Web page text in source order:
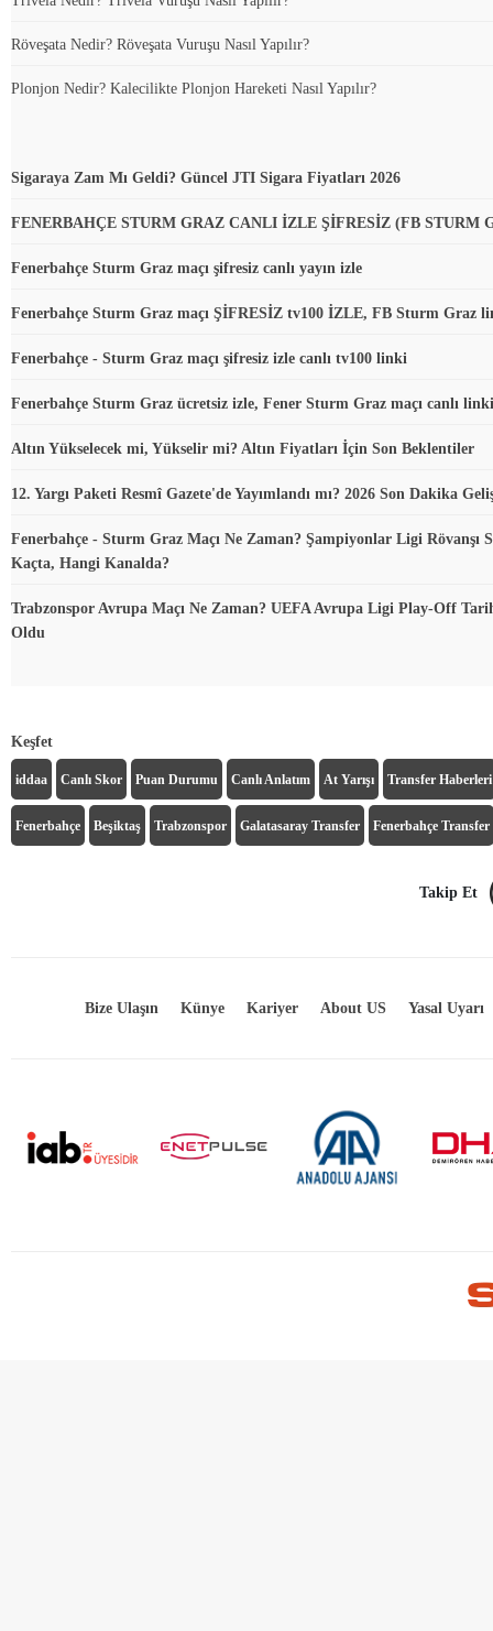
Röveşata Nedir? Röveşata Vuruşu Nasıl Yapılır?
Plonjon Nedir? Kalecilikte Plonjon Hareketi Nasıl Yapılır?
Sigaraya Zam Mı Geldi? Güncel JTI Sigara Fiyatları 2026
FENERBAHÇE STURM GRAZ CANLI İZLE ŞİFRESİZ (FB STURM
Fenerbahçe Sturm Graz maçı şifresiz canlı yayın izle
Fenerbahçe Sturm Graz maçı ŞİFRESİZ tv100 İZLE, FB Sturm Graz
Fenerbahçe - Sturm Graz maçı şifresiz izle canlı tv100 linki
Fenerbahçe Sturm Graz ücretsiz izle, Fener Sturm Graz maçı canlı linki
Altın Yükselecek mi, Yükselir mi? Altın Fiyatları İçin Son Beklentiler
12. Yargı Paketi Resmî Gazete'de Yayımlandı mı? 2026 Son Dakika
Fenerbahçe - Sturm Graz Maçı Ne Zaman? Şampiyonlar Ligi Rövanşı
Kaçta, Hangi Kanalda?
Trabzonspor Avrupa Maçı Ne Zaman? UEFA Avrupa Ligi Play-Off
Oldu
Keşfet
iddaa Canlı Skor Puan Durumu Canlı Anlatım At Yarışı Transfer Haberleri
Fenerbahçe Beşiktaş Trabzonspor Galatasaray Transfer Fenerbahçe Transfer
Takip Et
Bize Ulaşın Künye Kariyer About US Yasal Uyarı